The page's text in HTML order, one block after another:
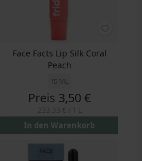
Face Facts Lip Silk Coral
Peach
15 ML
Preis 3,50 €
In den Warenkorb